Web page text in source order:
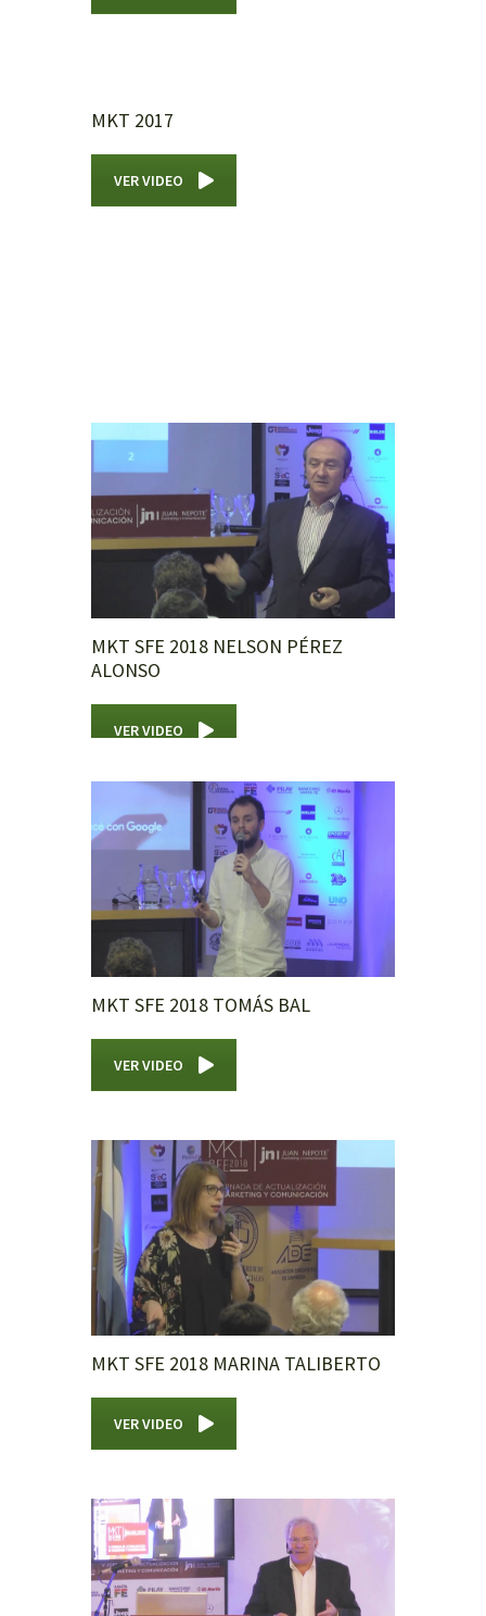
MKT 2017
VER VIDEO
MKT SFE 2018 NELSON PÉREZ
ALONSO
VER VIDEO
MKT SFE 2018 TOMÁS BAL
VER VIDEO
MKT SFE 2018 MARINA TALIBERTO
VER VIDEO